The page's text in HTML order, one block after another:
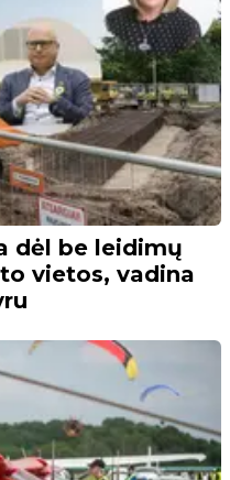
dėl be leidimų
vietos, vadina